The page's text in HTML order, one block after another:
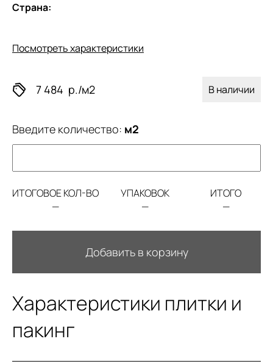
Страна:
Посмотреть характеристики
7 484 р./м2 В наличии
Введите количество: м2
ИТОГОВОЕ КОЛ-ВО
—
УПАКОВОК
—
ИТОГО
—
Добавить в корзину
Характеристики плитки и
пакинг